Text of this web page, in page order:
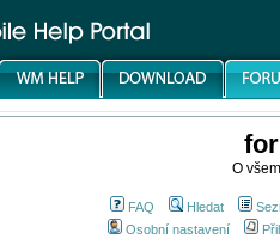
O
FAQ Hledat
Osobní nastavení